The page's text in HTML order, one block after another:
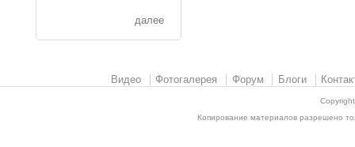
далее
Видео Фотогалерея Форум Блоги
Копирование материалов разрешено